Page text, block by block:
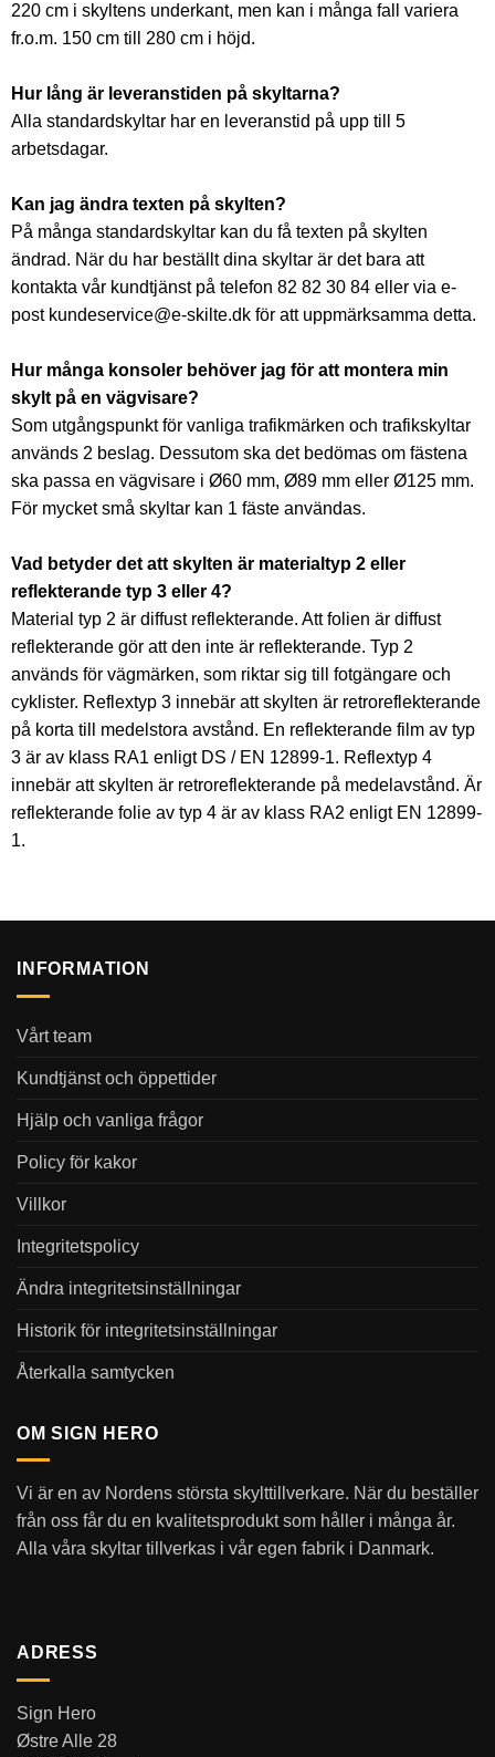
220 cm i skyltens underkant, men kan i många fall variera
fr.o.m. 150 cm till 280 cm i höjd.
Hur lång är leveranstiden på skyltarna?
Alla standardskyltar har en leveranstid på upp till 5
arbetsdagar.
Kan jag ändra texten på skylten?
På många standardskyltar kan du få texten på skylten
ändrad. När du har beställt dina skyltar är det bara att
kontakta vår kundtjänst på telefon 82 82 30 84 eller via e-
post kundeservice@e-skilte.dk för att uppmärksamma detta.
Hur många konsoler behöver jag för att montera min
skylt på en vägvisare?
Som utgångspunkt för vanliga trafikmärken och trafikskyltar
används 2 beslag. Dessutom ska det bedömas om fästena
ska passa en vägvisare i Ø60 mm, Ø89 mm eller Ø125 mm.
För mycket små skyltar kan 1 fäste användas.
Vad betyder det att skylten är materialtyp 2 eller
reflekterande typ 3 eller 4?
Material typ 2 är diffust reflekterande. Att folien är diffust
reflekterande gör att den inte är reflekterande. Typ 2
används för vägmärken, som riktar sig till fotgängare och
cyklister. Reflextyp 3 innebär att skylten är retroreflekterande
på korta till medelstora avstånd. En reflekterande film av typ
3 är av klass RA1 enligt DS / EN 12899-1. Reflextyp 4
innebär att skylten är retroreflekterande på medelavstånd. Är
reflekterande folie av typ 4 är av klass RA2 enligt EN 12899-
1.
INFORMATION
Vårt team
Kundtjänst och öppettider
Hjälp och vanliga frågor
Policy för kakor
Villkor
Integritetspolicy
Ändra integritetsinställningar
Historik för integritetsinställningar
Återkalla samtycken
OM SIGN HERO
Vi är en av Nordens största skylttillverkare. När du beställer
från oss får du en kvalitetsprodukt som håller i många år.
Alla våra skyltar tillverkas i vår egen fabrik i Danmark.
ADRESS
Sign Hero
Østre Alle 28